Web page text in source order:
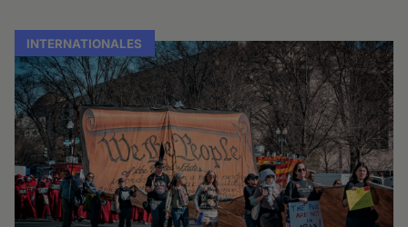
INTERNATIONALES